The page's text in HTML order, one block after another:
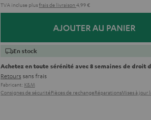
TVA incluse plusfrais de livraison 4,99 €
AJOUTER AU PANIER
En stock
Achetez en toute sérénité avec 8 semaines de droit
Retourssans frais
Fabricant: K&M
Consignes de sécuritéPièces de rechangeRéparationsMises à jour